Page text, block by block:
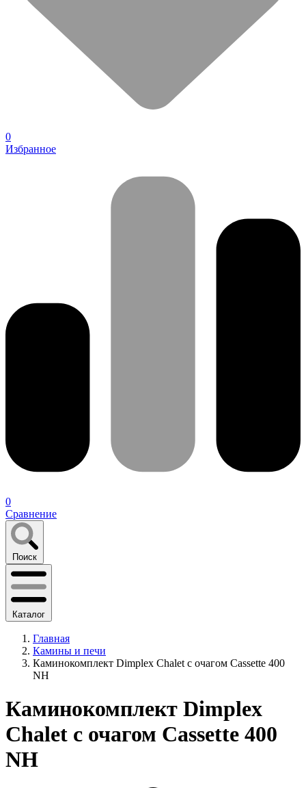
0
Избранное
0
Сравнение
Поиск
Каталог
Главная
Камины и печи
Каминокомплект Dimplex Chalet с очагом Cassette 400
NH
Каминокомплект Dimplex
Chalet с очагом Cassette 400
NH